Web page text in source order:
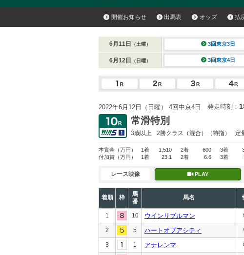
開催お知らせ 出馬表 オッズ 払
6月11日 （土曜） 3回東京3日
6月12日 （日曜） 3回東京4日
2022年6月12日（日曜） 4回中京4日 発走時刻：
常滑特別
3歳以上 2勝クラス （混合）（特指） 定
本賞金 （万円） 1着 1,510 2着 600 3着
付加賞 （万円） 1着 23.1 2着 6.6 3着
レース映像 PLAY
着順 枠
馬
番
馬名
1 10 ウインリブルマン
2 5 ハートオブアシティ
3 1 アナレンマ